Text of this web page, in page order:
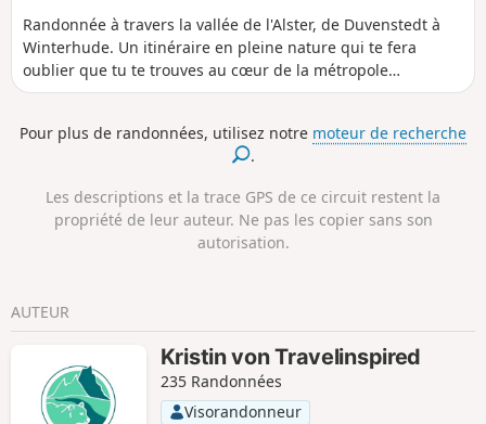
Randonnée à travers la vallée de l'Alster, de Duvenstedt à
Winterhude. Un itinéraire en pleine nature qui te fera
oublier que tu te trouves au cœur de la métropole
hambourgeoise.
Pour plus de randonnées, utilisez notre moteur de recherche
.
Les descriptions et la trace GPS de ce circuit restent la
propriété de leur auteur. Ne pas les copier sans son
autorisation.
AUTEUR
Kristin von Travelinspired
235 Randonnées
Visorandonneur